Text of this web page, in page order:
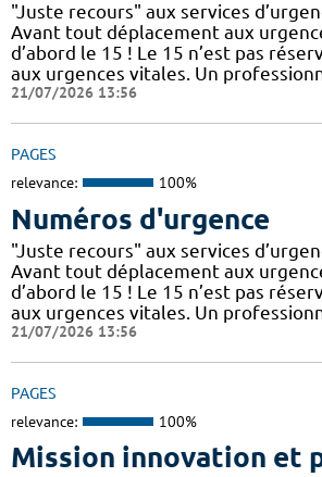
"Juste recours" aux services
Avant tout déplacement aux
d’abord le 15 ! Le 15 n’est pas
aux urgences vitales. Un
21/07/2026 13:56
PAGES
relevance: 100%
Numéros d'urgence
"Juste recours" aux services
Avant tout déplacement aux
d’abord le 15 ! Le 15 n’est pas
aux urgences vitales. Un
21/07/2026 13:56
PAGES
relevance: 100%
Mission innovation et